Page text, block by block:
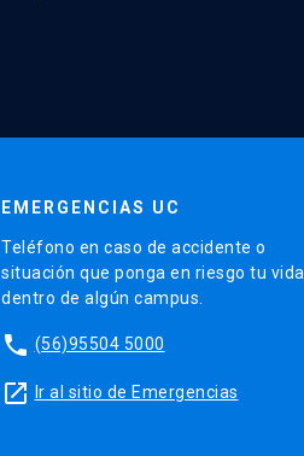
EMERGENCIAS UC
Teléfono en caso de accidente o
situación que ponga en riesgo tu vida
dentro de algún campus.
phone (56)95504 5000
launch Ir al sitio de Emergencias